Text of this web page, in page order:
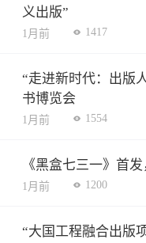
义出版”
1月前 1417
“走进新时代：出版
书博览会
1月前 1554
《黑盒七三一》首
1月前 1200
“大国工程融合出版